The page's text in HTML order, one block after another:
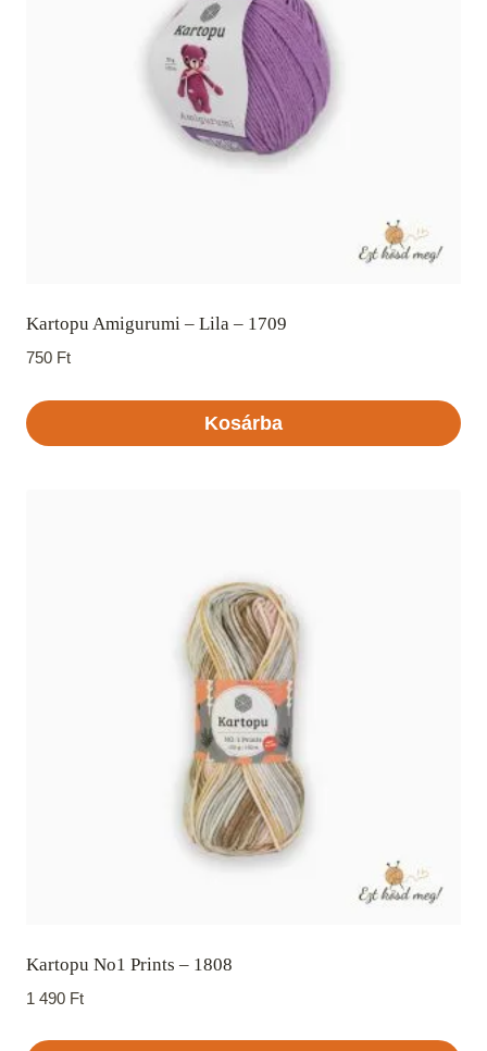
Kartopu Amigurumi – Lila – 1709
750 Ft
Kosárba
Kartopu No1 Prints – 1808
1 490 Ft